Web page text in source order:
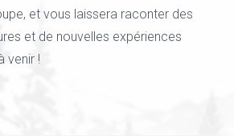
et vous laissera raconter des
et de nouvelles expériences
venir !